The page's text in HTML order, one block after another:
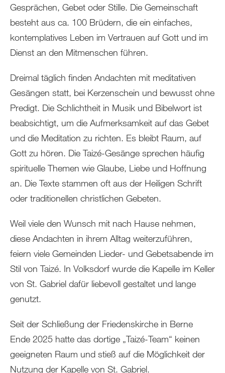
Gesprächen, Gebet oder Stille. Die Gemeinschaft
besteht aus ca. 100 Brüdern, die ein einfaches,
kontemplatives Leben im Vertrauen auf Gott und im
Dienst an den Mitmenschen führen.
Dreimal täglich finden Andachten mit meditativen
Gesängen statt, bei Kerzenschein und bewusst ohne
Predigt. Die Schlichtheit in Musik und Bibelwort ist
beabsichtigt, um die Aufmerksamkeit auf das Gebet
und die Meditation zu richten. Es bleibt Raum, auf
Gott zu hören. Die Taizé-Gesänge sprechen häufig
spirituelle Themen wie Glaube, Liebe und Hoffnung
an. Die Texte stammen oft aus der Heiligen Schrift
oder traditionellen christlichen Gebeten.
Weil viele den Wunsch mit nach Hause nehmen,
diese Andachten in ihrem Alltag weiterzuführen,
feiern viele Gemeinden Lieder- und Gebetsabende im
Stil von Taizé. In Volksdorf wurde die Kapelle im Keller
von St. Gabriel dafür liebevoll gestaltet und lange
genutzt.
Seit der Schließung der Friedenskirche in Berne
Ende 2025 hatte das dortige „Taizé-Team“ keinen
geeigneten Raum und stieß auf die Möglichkeit der
Nutzung der Kapelle von St. Gabriel.